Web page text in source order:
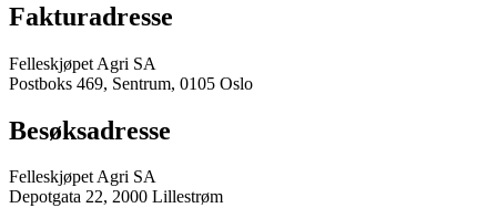
Fakturadresse
Felleskjøpet Agri SA
Postboks 469, Sentrum, 0105 Oslo
Besøksadresse
Felleskjøpet Agri SA
Depotgata 22, 2000 Lillestrøm